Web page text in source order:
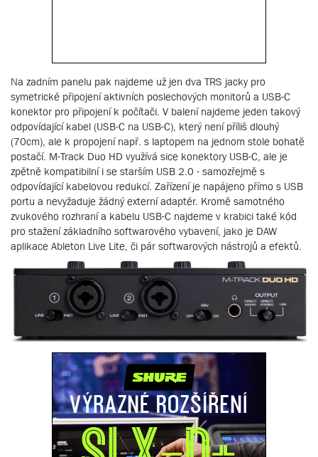
Na zadním panelu pak najdeme už jen dva TRS jacky pro
symetrické připojení aktivních poslechových monitorů a USB-C
konektor pro připojení k počítači. V balení najdeme jeden takový
odpovídající kabel (USB-C na USB-C), který není příliš dlouhý
(70cm), ale k propojení např. s laptopem na jednom stole bohatě
postačí. M-Track Duo HD využívá sice konektory USB-C, ale je
zpětně kompatibilní i se starším USB 2.0 - samozřejmě s
odpovídající kabelovou redukcí. Zařízení je napájeno přímo s USB
portu a nevyžaduje žádný externí adaptér. Kromě samotného
zvukového rozhraní a kabelu USB-C najdeme v krabici také kód
pro stažení základního softwarového vybavení, jako je DAW
aplikace Ableton Live Lite, či pár softwarových nástrojů a efektů.